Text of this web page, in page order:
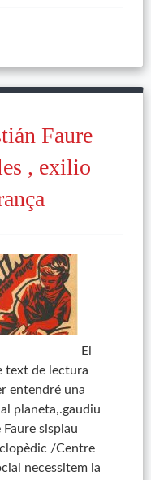
Faure
, exilio
El
text de lectura
entendré una
planeta,.gaudiu
sisplau
/Centre
necessitem la